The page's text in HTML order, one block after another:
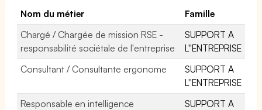
Nom du métier
Famille
Chargé / Chargée de mission RSE -
responsabilité sociétale de l'entreprise
SUPPORT A
L''ENTREPRISE
Consultant / Consultante ergonome
SUPPORT A
L''ENTREPRISE
Responsable en intelligence
SUPPORT A